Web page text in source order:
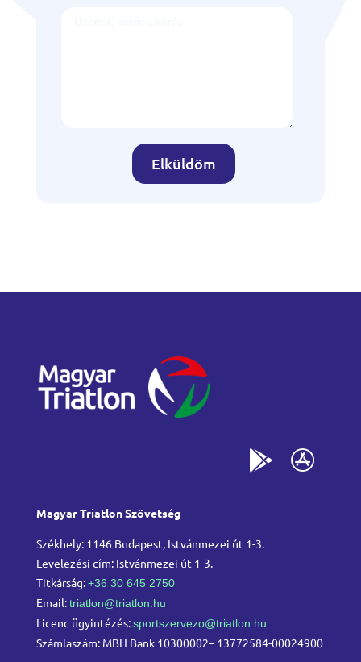
Elküldöm
Magyar Triatlon Szövetség
Székhely: 1146 Budapest, Istvánmezei út 1-3.
Levelezési cím: Istvánmezei út 1-3.
Titkárság:+36 30 645 2750
Email:triatlon@triatlon.hu
Licenc ügyintézés:sportszervezo@triatlon.hu
Számlaszám: MBH Bank 10300002– 13772584-00024900